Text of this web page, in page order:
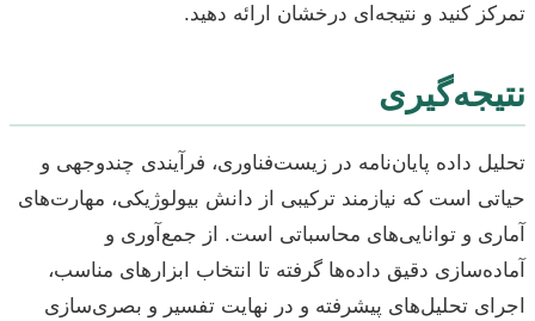
تمرکز کنید و نتیجه‌ای درخشان ارائه دهید.
نتیجه‌گیری
تحلیل داده پایان‌نامه در زیست‌فناوری، فرآیندی چندوجهی و
حیاتی است که نیازمند ترکیبی از دانش بیولوژیکی، مهارت‌های
آماری و توانایی‌های محاسباتی است. از جمع‌آوری و
آماده‌سازی دقیق داده‌ها گرفته تا انتخاب ابزارهای مناسب،
اجرای تحلیل‌های پیشرفته و در نهایت تفسیر و بصری‌سازی